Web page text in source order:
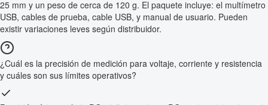
25 mm y un peso de cerca de 120 g. El paquete incluye: el multímetro
USB, cables de prueba, cable USB, y manual de usuario. Pueden
existir variaciones leves según distribuidor.
¿Cuál es la precisión de medición para voltaje, corriente y resistencia
y cuáles son sus límites operativos?